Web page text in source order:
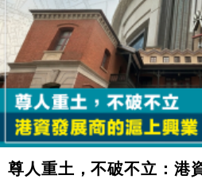
尊人重土，不破不立：港